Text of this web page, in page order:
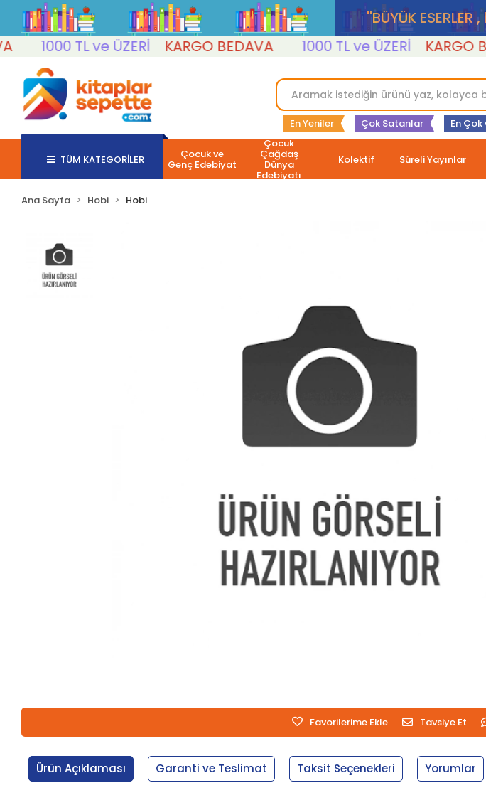
''BÜYÜK
1000 TL ve ÜZERİ
KARGO BEDAVA 1000 TL ve ÜZERİ KARGO
En Yeniler Çok Satanlar En
TÜM KATEGORİLER Çocuk ve
Genç Edebiyat
Çocuk
Çağdaş
Dünya
Edebiyatı
Kolektif Süreli Yayınlar
Ana Sayfa Hobi Hobi
Favorilerime Ekle Tavsiye Et
Ürün Açıklaması Garanti ve Teslimat Taksit Seçenekleri Yorumlar